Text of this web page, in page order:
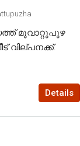
മൂവാറ്റുപുഴ
വില്പനക്ക്.
Details